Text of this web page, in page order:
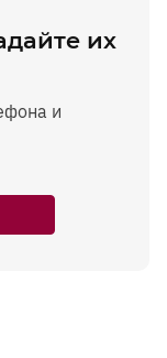
их
и